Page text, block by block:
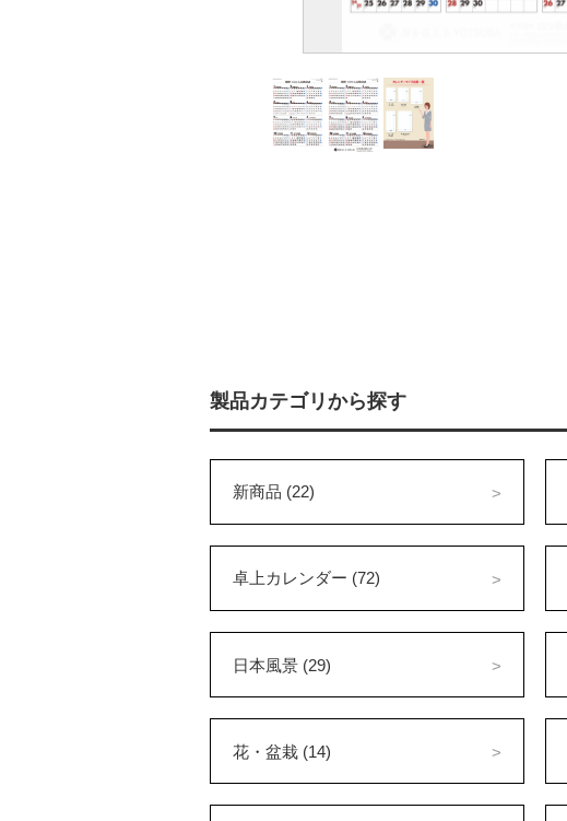
製品カテゴリから探す
新商品 (22)
卓上カレンダー (72)
日本風景 (29)
花・盆栽 (14)